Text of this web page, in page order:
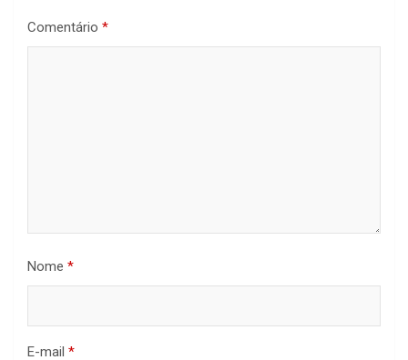
Comentário *
Nome *
E-mail *